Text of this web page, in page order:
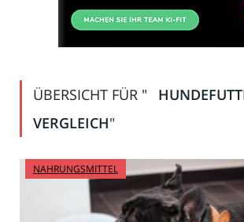
ÜBERSICHT FÜR "
VERGLEICH"
NAHRUNGSMITTEL